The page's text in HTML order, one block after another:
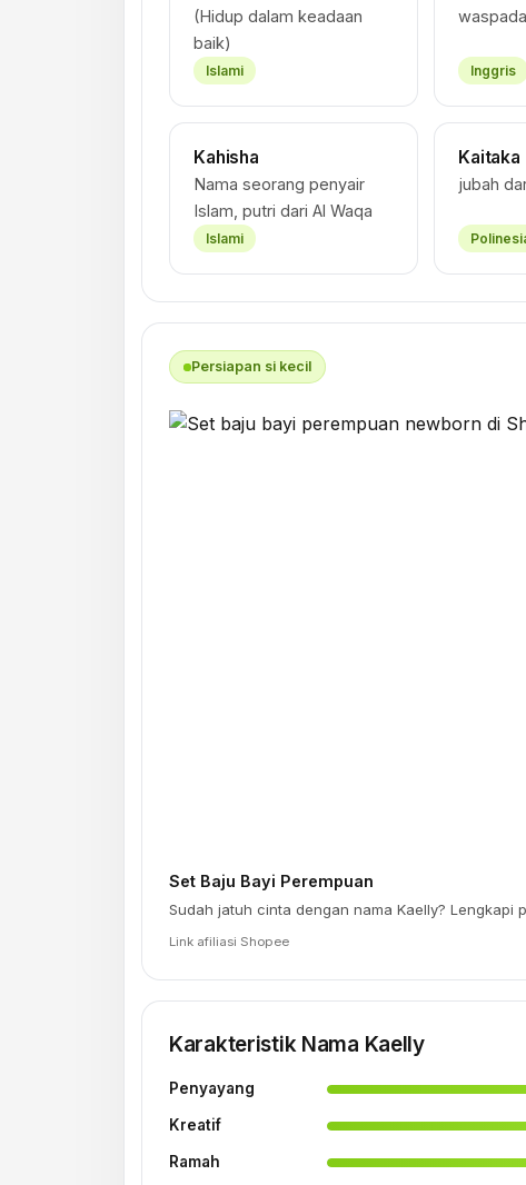
(Hidup dalam keadaan
baik)
Islami Inggris
Kahisha
Nama seorang penyair
Islam, putri dari Al Waqa
Islami
Kaitaka
jubah
Persiapan si kecil
Set Baju Bayi Perempuan
Sudah jatuh cinta dengan nama Kaelly? Lengkapi
Link afiliasi Shopee
Karakteristik Nama Kaelly
Penyayang
Kreatif
Ramah